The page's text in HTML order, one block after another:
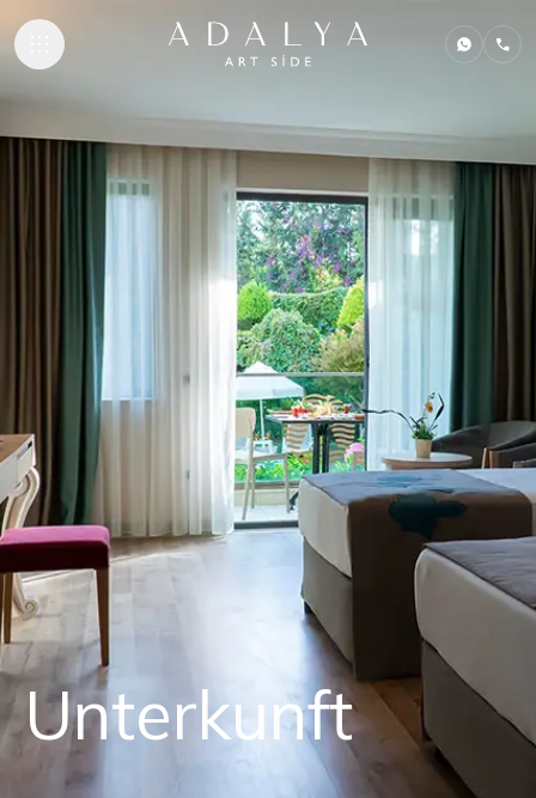
UNTERKUNFT
GASTRONOMIE
STRAND &
SPA &
SAFARI KIDS
KONTAKT
ADALYA HOTELS
Adalya Bliss
Adalya Elite Lara
Adalya Ocean Deluxe
Adalya Art Side
RU
+902422540806
[email protected]
Unterkunft